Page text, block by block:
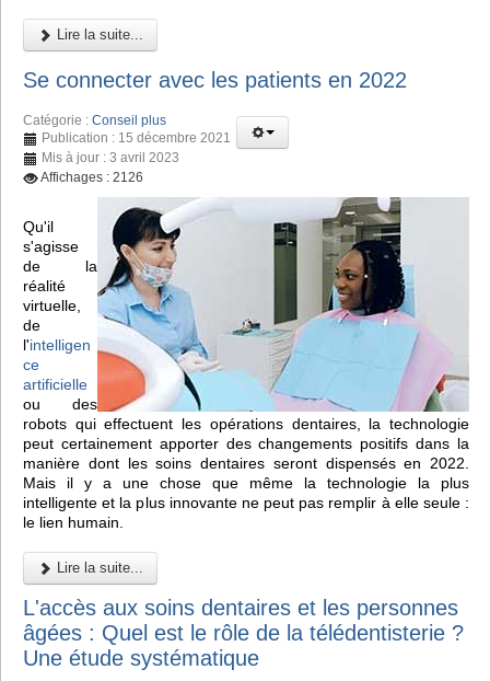
Lire la suite...
Se connecter avec les patients en 2022
Catégorie : Conseil plus
Publication : 15 décembre 2021
Mis à jour : 3 avril 2023
Affichages : 2126
Qu'il
s'agisse
de la
réalité
virtuelle,
de
l'intelligen
ce
artificielle
ou des
robots qui effectuent les opérations dentaires, la technologie
peut certainement apporter des changements positifs dans la
manière dont les soins dentaires seront dispensés en 2022.
Mais il y a une chose que même la technologie la plus
intelligente et la plus innovante ne peut pas remplir à elle seule :
le lien humain.
Lire la suite...
L'accès aux soins dentaires et les personnes
âgées : Quel est le rôle de la télédentisterie ?
Une étude systématique